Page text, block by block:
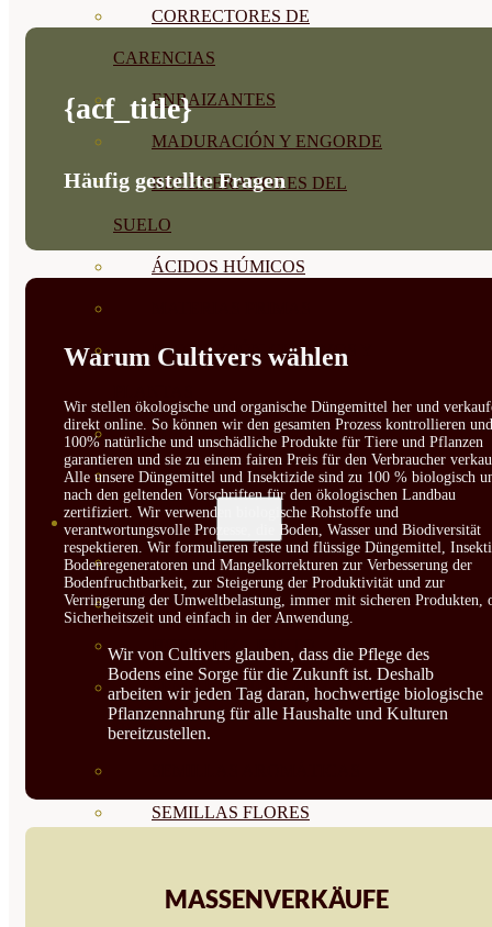
CORRECTORES DE
CARENCIAS
ENRAIZANTES
MADURACIÓN Y ENGORDE
REGENERADORES DEL
SUELO
ÁCIDOS HÚMICOS
PROTECCIÓN CULTIVOS Y
PLANTAS INTERIOR
GROWPUNCH
SEMILLAS
VER TODAS
BIODINÁMICAS DEMETER
HORTALIZA FRUTO
SEMILLAS HORTALIZA DE
HOJA
SEMILLAS FLORES
COMESTIBLES
{acf_title}
Häufig gestellte Fragen
Warum Cultivers wählen
Wir stellen ökologische und organische Düngemittel her und
direkt online. So können wir den gesamten Prozess kontrollieren und
100% natürliche und unschädliche Produkte für Tiere und Pflanzen
garantieren und sie zu einem fairen Preis für den Verbraucher
Alle unsere Düngemittel und Insektizide sind zu 100 % biologisch
nach den geltenden Vorschriften für den ökologischen Landbau
zertifiziert. Wir verwenden biologische Rohstoffe und
verantwortungsvolle Prozesse, die Boden, Wasser und Biodiversität
respektieren. Wir formulieren feste und flüssige Düngemittel,
Bodenregeneratoren und Mangelkorrekturen zur Verbesserung der
Bodenfruchtbarkeit, zur Steigerung der Produktivität und zur
Verringerung der Umweltbelastung, immer mit sicheren Produkten,
Sicherheitszeit und einfach in der Anwendung.
Wir von Cultivers glauben, dass die Pflege des
Bodens eine Sorge für die Zukunft ist. Deshalb
arbeiten wir jeden Tag daran, hochwertige biologische
Pflanzennahrung für alle Haushalte und Kulturen
bereitzustellen.
MASSENVERKÄUFE